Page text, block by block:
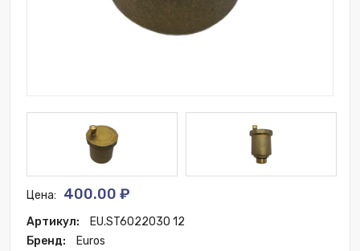
Цена: 400.00 ₽
Артикул:
EU.ST6022030 12
Бренд:
Euros